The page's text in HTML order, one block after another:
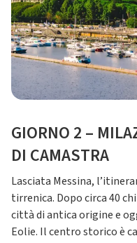
GIORNO 2 –
DI CAMASTRA
Lasciata Messina,
tirrenica. Dopo circa 40
città di antica origine e
Eolie. Il centro storico è